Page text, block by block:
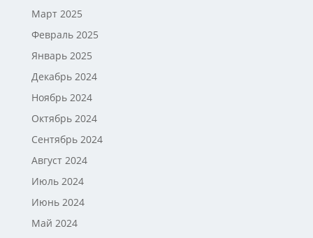
Март 2025
Февраль 2025
Январь 2025
Декабрь 2024
Ноябрь 2024
Октябрь 2024
Сентябрь 2024
Август 2024
Июль 2024
Июнь 2024
Май 2024